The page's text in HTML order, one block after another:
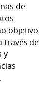
de
objetivo
través de
y